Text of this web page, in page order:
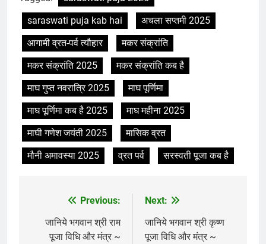
saraswati puja kab hai
अचला सप्तमी 2025
आगामी व्रत-पर्व त्यौहार
मकर संक्रांति
मकर संक्रांति 2025
मकर संक्रांति कब है
माघ गुप्त नवरात्रि 2025
माघ पूर्णिमा
माघ पूर्णिमा कब है 2025
माघ महीना 2025
माघी गणेश जयंती 2025
मासिक व्रत
मौनी अमावस्या 2025
व्रत पर्व सरस्वती पूजा कब है
navigation
Previous:
जानिये भगवान श्री राम
पूजा विधि और मंत्र ~
Next:
जानिये भगवान श्री कृष्ण
पूजा विधि और मंत्र ~